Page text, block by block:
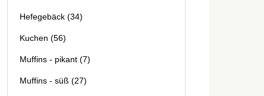
Hefegebäck (34)
Kuchen (56)
Muffins - pikant (7)
Muffins - süß (27)